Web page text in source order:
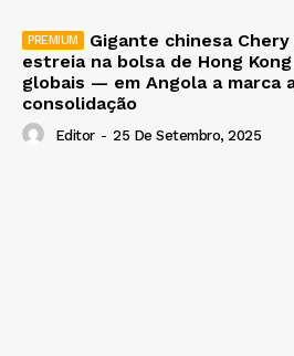
Gigante chinesa Chery
estreia na bolsa de Hong
globais — em Angola a marca
consolidação
Editor - 25 De Setembro, 2025